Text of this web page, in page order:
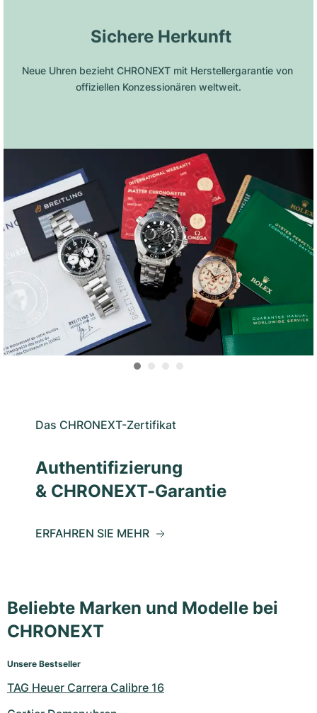
Sichere Herkunft
Neue Uhren bezieht CHRONEXT mit Herstellergarantie von
offiziellen Konzessionären weltweit.
Das CHRONEXT-Zertifikat
Authentifizierung
& CHRONEXT-Garantie
ERFAHREN SIE MEHR
Beliebte Marken und Modelle bei
CHRONEXT
Unsere Bestseller
TAG Heuer Carrera Calibre 16